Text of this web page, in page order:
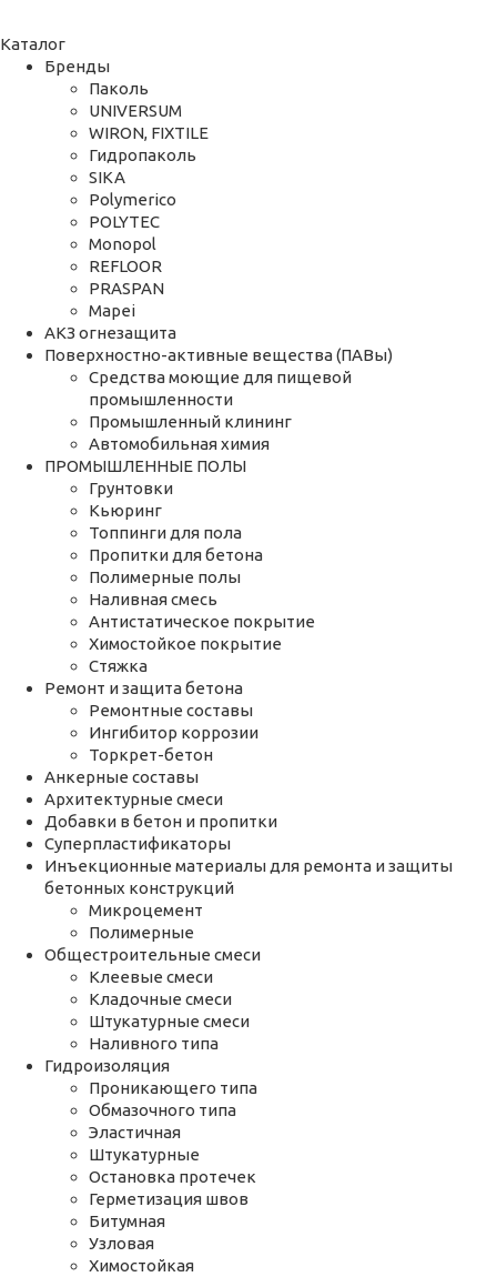
Каталог
Бренды
Паколь
UNIVERSUM
WIRON, FIXTILE
Гидропаколь
SIKA
Polymerico
POLYTEC
Monopol
REFLOOR
PRASPAN
Mapei
АКЗ огнезащита
Поверхностно-активные вещества (ПАВы)
Средства моющие для пищевой
промышленности
Промышленный клининг
Автомобильная химия
ПРОМЫШЛЕННЫЕ ПОЛЫ
Грунтовки
Кьюринг
Топпинги для пола
Пропитки для бетона
Полимерные полы
Наливная смесь
Антистатическое покрытие
Химостойкое покрытие
Стяжка
Ремонт и защита бетона
Ремонтные составы
Ингибитор коррозии
Торкрет-бетон
Анкерные составы
Архитектурные смеси
Добавки в бетон и пропитки
Суперпластификаторы
Инъекционные материалы для ремонта и защиты
бетонных конструкций
Микроцемент
Полимерные
Общестроительные смеси
Клеевые смеси
Кладочные смеси
Штукатурные смеси
Наливного типа
Гидроизоляция
Проникающего типа
Обмазочного типа
Эластичная
Штукатурные
Остановка протечек
Герметизация швов
Битумная
Узловая
Химостойкая